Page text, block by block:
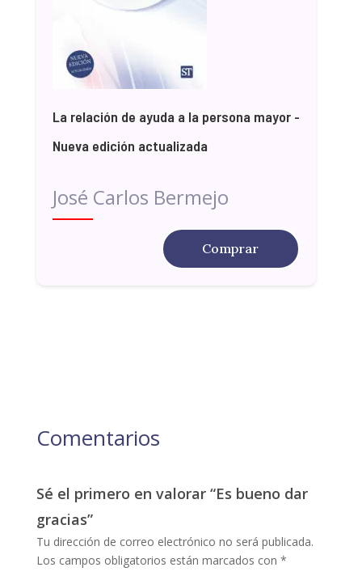
La relación de ayuda a la persona mayor -
Nueva edición actualizada
José Carlos Bermejo
Comprar
Comentarios
Sé el primero en valorar “Es bueno dar
gracias”
Tu dirección de correo electrónico no será publicada.
Los campos obligatorios están marcados con *